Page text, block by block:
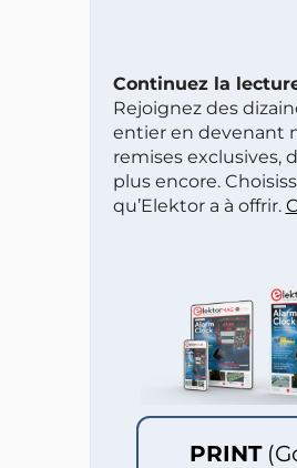
Continuez la
Rejoignez des
entier en devenant
remises exclusives,
plus encore.
qu’Elektor a à offrir.
PRINT